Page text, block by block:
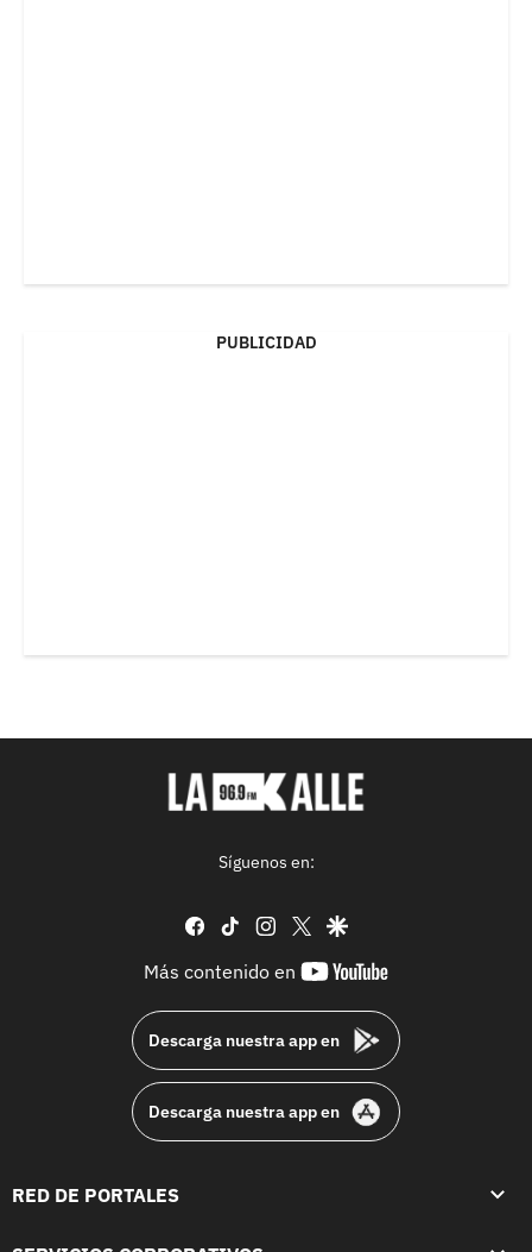
PUBLICIDAD
Síguenos en:
facebook
tiktok instagram
twittergoogle
Más contenido en
youtube-
Descarga nuestra app en
Descarga nuestra app en
RED DE PORTALES